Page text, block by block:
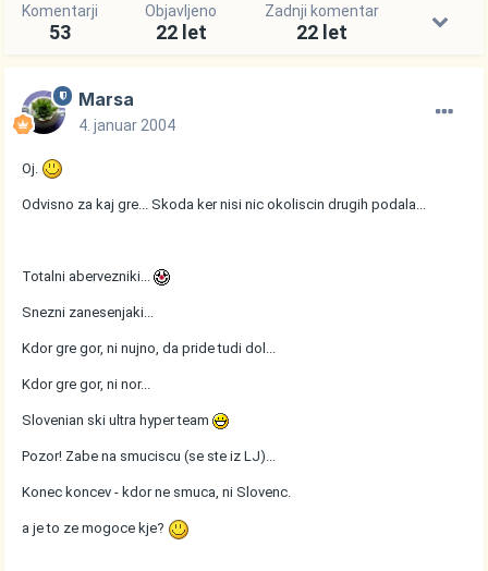
Komentarji
53
Objavljeno
22 let
Zadnji komentar
22 let
Marsa
4. januar 2004
Oj.
Odvisno za kaj gre... Skoda ker nisi nic okoliscin drugih podala...
Totalni abervezniki...
Snezni zanesenjaki...
Kdor gre gor, ni nujno, da pride tudi dol...
Kdor gre gor, ni nor...
Slovenian ski ultra hyper team
Pozor! Zabe na smuciscu (se ste iz LJ)...
Konec koncev - kdor ne smuca, ni Slovenc.
a je to ze mogoce kje?